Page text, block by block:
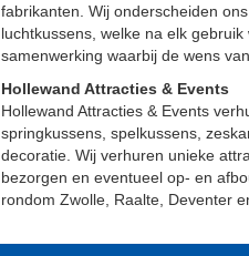
fabrikanten. Wij onderscheiden
luchtkussens, welke na elk
samenwerking waarbij de wens
Hollewand Attracties & Events
Hollewand Attracties & Events
springkussens, spelkussens,
decoratie. Wij verhuren unieke
bezorgen en eventueel op- en
rondom Zwolle, Raalte, Deventer